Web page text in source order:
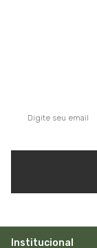
Institucional